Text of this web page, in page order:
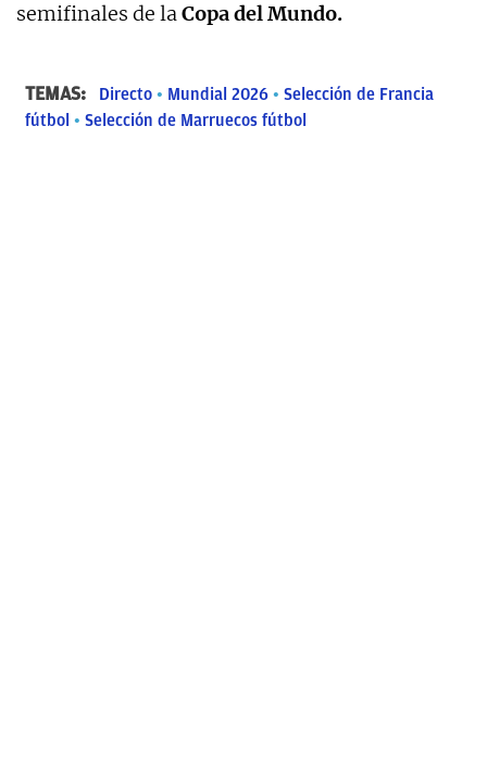
semifinales de laCopa del Mundo.
TEMAS: Directo Mundial 2026
Selección de Francia
fútbol
Selección de Marruecos fútbol